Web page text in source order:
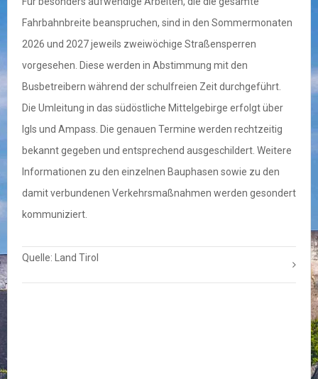
Fahrbahnbreite beanspruchen, sind in den Sommermonaten
2026 und 2027 jeweils zweiwöchige Straßensperren
vorgesehen. Diese werden in Abstimmung mit den
Busbetreibern während der schulfreien Zeit durchgeführt.
Die Umleitung in das südöstliche Mittelgebirge erfolgt über
Igls und Ampass. Die genauen Termine werden rechtzeitig
bekannt gegeben und entsprechend ausgeschildert. Weitere
Informationen zu den einzelnen Bauphasen sowie zu den
damit verbundenen Verkehrsmaßnahmen werden gesondert
kommuniziert.
Quelle: Land Tirol